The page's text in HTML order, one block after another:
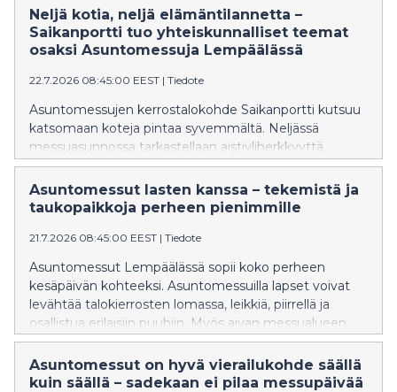
ainutlaatuiseen messualueeseen.
Neljä kotia, neljä elämäntilannetta –
Saikanportti tuo yhteiskunnalliset teemat
osaksi Asuntomessuja Lempäälässä
22.7.2026 08:45:00 EEST | Tiedote
Asuntomessujen kerrostalokohde Saikanportti kutsuu
katsomaan koteja pintaa syvemmältä. Neljässä
messuasunnossa tarkastellaan aistiyliherkkyyttä,
elämän yllättäviä muutoksia, muistiystävällistä
asumista ja tukiperhetoimintaa sisustuksen keinoin.
Asuntomessut lasten kanssa – tekemistä ja
taukopaikkoja perheen pienimmille
21.7.2026 08:45:00 EEST | Tiedote
Asuntomessut Lempäälässä sopii koko perheen
kesäpäivän kohteeksi. Asuntomessuilla lapset voivat
levähtää talokierrosten lomassa, leikkiä, piirrellä ja
osallistua erilaisiin puuhiin. Myös aivan messualueen
vieressä sijaitseva Ideapark tarjoaa runsaasti
täydentävää tekemistä lapsiperheille.
Asuntomessut on hyvä vierailukohde säällä
kuin säällä – sadekaan ei pilaa messupäivää